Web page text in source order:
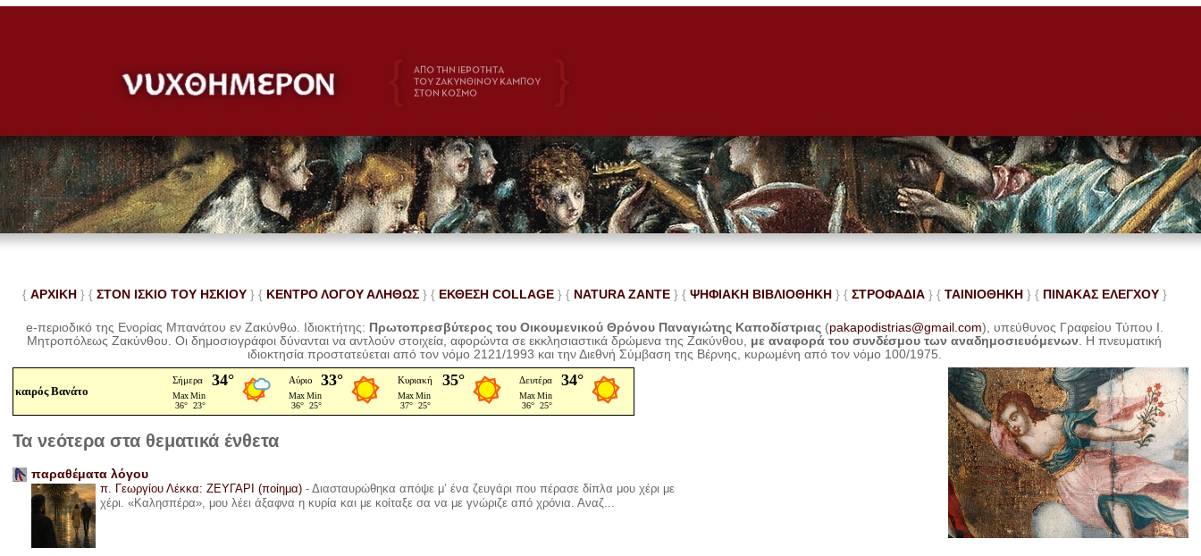
{ ΑΡΧΙΚΗ } { ΣΤΟΝ ΙΣΚΙΟ ΤΟΥ ΗΣΚΙΟΥ } { ΚΕΝΤΡΟ ΛΟΓΟΥ ΑΛΗΘΩΣ } { ΕΚΘΕΣΗ COLLAGE }{ NATURA ZANTE} { ΨΗΦΙΑΚΗ ΒΙΒΛΙΟΘΗΚΗ } { ΣΤΡΟΦΑΔΙΑ } { ΤΑΙΝΙΟΘΗΚΗ } { ΠΙΝΑΚΑΣ ΕΛΕΓΧΟΥ}
e-περιοδικό της Ενορίας Μπανάτου εν Ζακύνθω. Ιδιοκτήτης: Πρωτοπρεσβύτερος του Οικουμενικού Θρόνου Παναγιώτης Καποδίστριας (pakapodistrias@gmail.com), υπεύθυνος Γραφείου Τύπου Ι.
Μητροπόλεως Ζακύνθου.Οι δημοσιογράφοι δύνανται να αντλούν στοιχεία, αφορώντα σε εκκλησιαστικά δρώμενα της Ζακύνθου, με αναφορά του συνδέσμου των αναδημοσιευόμενων . Ηπνευματική
ιδιοκτησία προστατεύεται από τον νόμο 2121/1993 και την Διεθνή Σύμβαση της Βέρνης, κυρωμένη από τον νόμο 100/1975.
καιρός Βανάτο
Τα νεότερα στα θεματικά ένθετα
παραθέματα λόγου
π. Γεωργίου Λέκκα: ΖΕΥΓΑΡΙ (ποίημα) - Διασταυρώθηκα απόψε μ’ ένα ζευγάρι που πέρασε δίπλα μου χέρι με
χέρι. «Καλησπέρα», μου λέει άξαφνα η κυρία και με κοίταξε σα να με γνώριζε από χρόνια. Αναζ...